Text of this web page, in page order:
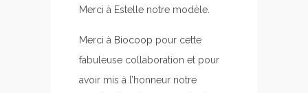
Merci à Estelle notre modèle.
Merci à Biocoop pour cette
fabuleuse collaboration et pour
avoir mis à l’honneur notre